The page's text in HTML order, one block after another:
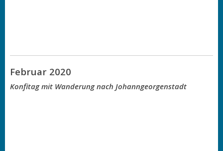
Februar 2020
Konfitag mit Wanderung nach Johanngeorgenstadt